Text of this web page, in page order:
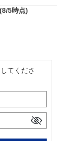
5時点)
てくださ